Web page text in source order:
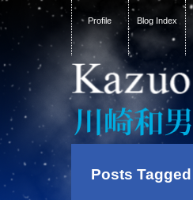
Profile Blog Index
Posts Tagged